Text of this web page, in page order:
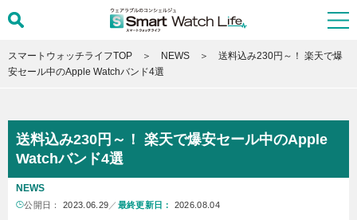
スマートウォッチライフTOP NEWS
送料込み230円～！ 楽天で爆
安セール中のApple Watchバンド4選
送料込み230円～！ 楽天で爆安セール中のApple
Watchバンド4選
NEWS
公開日： 2023.06.29 ／ 最終更新日： 2026.08.04